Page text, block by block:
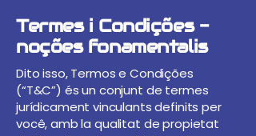
Termes i Condições -
noções fonamentalis
Dito isso, Termos e Condições
(“T&C”) és un conjunt de termes
jurídicament vinculants definits per
você, amb la qualitat de propietat